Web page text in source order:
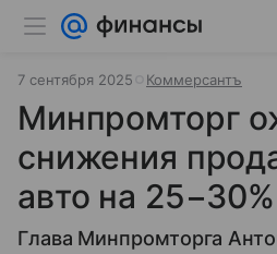
7 сентября 2025 Коммерсантъ
Минпромторг
снижения
авто на 25−30%
Глава Минпромторга